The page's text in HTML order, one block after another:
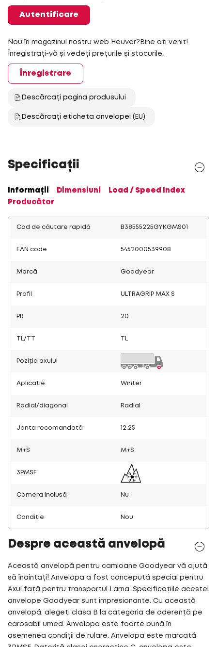
Autentificare
Nou în magazinul nostru web Heuver?Bine ați venit!
Înregistrați-vă și vedeți prețurile și stocurile.
Înregistrare
Descărcați pagina produsului
Descărcați eticheta anvelopei (EU)
Specificații
Informații Dimensiuni
Load / Speed Index
Producător
Cod de căutare rapidă B38555225GYKGMS01
EAN code 5452000539908
Marcă Goodyear
Profil ULTRAGRIP MAX S
PR 20
TL/TT
Poziția axului
Aplicație Winter
Radial/diagonal Radial
Janta recomandată 12.25
M+S M+S
3PMSF
Camera inclusă Nu
Condiție Nou
Despre această anvelopă
Această anvelopă pentru camioane Goodyear vă ajută
să înaintați! Anvelopa a fost concepută special pentru
Axul față pentru transportul Larna. Specificațiile acestei
anvelope Goodyear sunt impresionante. Cu această
anvelopă, alegeți clasa B la categoria de aderență pe
carosabil umed. Anvelopa este foarte bună în
asemenea condiții de rulare. Anvelopa este marcată